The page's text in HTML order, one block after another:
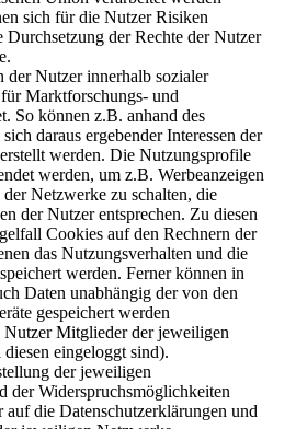
sich für die Nutzer Risiken
der Rechte der Nutzer
der Nutzer innerhalb sozialer
Marktforschungs- und
So können z.B. anhand des
daraus ergebender Interessen der
werden. Die Nutzungsprofile
werden, um z.B. Werbeanzeigen
Netzwerke zu schalten, die
der Nutzer entsprechen. Zu diesen
Cookies auf den Rechnern der
das Nutzungsverhalten und die
werden. Ferner können in
Daten unabhängig der von den
gespeichert werden
Nutzer Mitglieder der jeweiligen
eingeloggt sind).
der jeweiligen
der Widerspruchsmöglichkeiten
die Datenschutzerklärungen und